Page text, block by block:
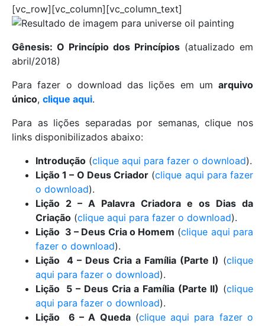
[vc_row][vc_column][vc_column_text]
Gênesis: O Princípio dos Princípios (atualizado em
abril/2018)
Para fazer o download das lições em um arquivo
único, clique aqui.
Para as lições separadas por semanas, clique nos
links disponibilizados abaixo:
Introdução (clique aqui para fazer o download).
Lição 1 – O Deus Criador (clique aqui para fazer
o download).
Lição 2 – A Palavra Criadora e os Dias da
Criação (clique aqui para fazer o download).
Lição 3 – Deus Cria o Homem (clique aqui para
fazer o download).
Lição 4 – Deus Cria a Família (Parte I) (clique
aqui para fazer o download).
Lição 5 – Deus Cria a Família (Parte II) (clique
aqui para fazer o download).
Lição 6 – A Queda(clique aqui para fazer o